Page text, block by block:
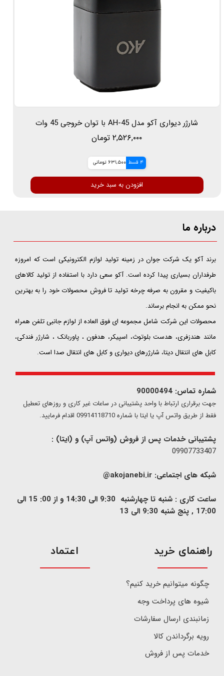
شارژر دیواری آکو مدل AH-45 با توان خروجی 45 وات
۲,۵۲۶,۰۰۰ تومان
4 قسط 631,500 تومانی
افزودن به سبد خرید
درباره ما
​​​​​​​برند آکو یک شرکت جوان در زمینه تولید لوازم الکترونیکی است که امروزه
طرفداران بسیاری پیدا کرده است. آکو سعی دارد با استفاده از تولید کالاهای
باکیفیت و مقرون به صرفه چرخه تولید تا فروش محصولات خود را به بهترین
نحو ممکن به انجام برساند.
محصولات این شرکت شامل مجموعه ای فوق العاده از لوازم جانبی تلفن همراه
مانند هندزفری، هدست بلوتوث، اسپیکر، هدفون ، پاوربانک ، شارژر فندکی،
کابل های انتقال دیتا، شارژرهای دیواری و کابل های انتقال صدا است.
شماره تماس: 90000494
​​جهت برقراری ارتباط با واحد پشتیبانی در ساعات غیر کاری و روزهای تعطیل
فقط از طریق واتس آپ یا ایتا با شماره 09914118710 اقدام فرمایید.
پشتیبانی خدمات پس از فروش (واتس آپ) و (ایتا) :
09907733407
شبکه های اجتماعی: akojanebi.ir@
ساعت کاری : شنبه تا چهارشنبه 9:30 الی 14:30 و از 00: 15 الی
17:00 , پنج شنبه 9:30 الی 13
​راهنمای خرید
چگونه میتوانیم خرید کنیم؟
شیوه های پرداخت وجه
زمانبندی ارسال سفارشات
رویه برگرداندن کالا
خدمات پس از فروش
اعتماد